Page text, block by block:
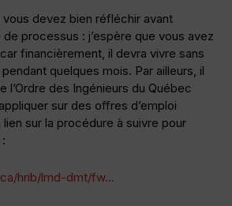
vous devez bien réfléchir avant
de processus : j’espère que vous avez
financièrement, il devra vivre sans
quelques mois. Par ailleurs, il
l’Ordre des Ingénieurs du Québec
sur des offres d’emploi
lien sur la procédure à suivre pour
hrib/lmd-dmt/fw…